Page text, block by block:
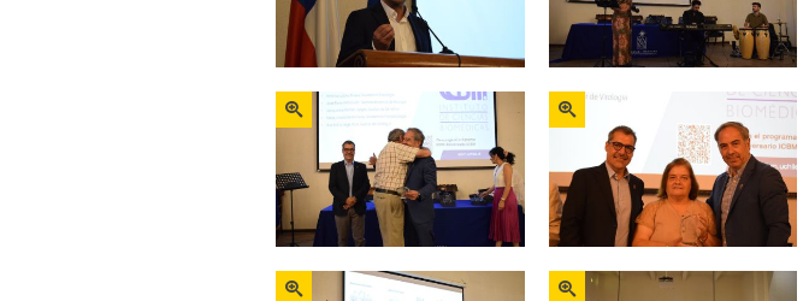
Zoom Zoom
Zoom Zoom